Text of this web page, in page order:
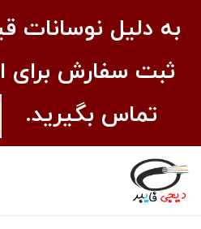
به دلیل نوسانات
ثبت سفارش برای
تماس بگیرید.